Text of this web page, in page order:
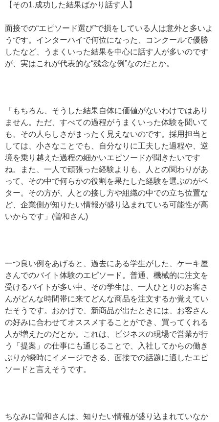
【その1.成功した結果ばかり話す人】
面接での“エピソード選び”で損をしている人は意外と多いよ
うです。インターハイで何位になった、コンクールで優勝
したなど、うまくいった結果を中心に話す人が多いのです
が、実はこれが代表的な“残念な例”なのだとか。
「もちろん、そうした結果自体に価値がないわけではあり
ません。ただ、すべての過程がうまくいった体験を聞いて
も、その人らしさがまったく見えないのです。採用担当と
しては、小さなことでも、自分なりに工夫した過程や、逆
境を乗り越えた過程の細かいエピソードが聞きたいです
ね。また、一人で頑張った経験よりも、人との関わりがあ
って、その中で何らかの役割を果たした経験を選ぶのがベ
ター。その方が、人との接し方や組織の中での立ち位置な
ど、企業側が知りたい情報が盛り込まれている可能性が高
いからです」(曽和さん)
一つ良い例をあげると、過去にある学生がした、ケーキ屋
さんでのバイト体験のエピソード。普通、機械的に注文を
受けるバイトが多い中、その学生は、一人ひとりのお客さ
んがどんな時間帯に来てどんな商品を注文するか覚えてい
たそうです。おかげで、新商品が出たときには、お客さん
の好みに合わせてオススメすることができ、買ってくれる
人が増えたのだとか。これは、ビジネスの現場で営業が行
う「提案」の仕事にも通じることで、入社してからの働き
ぶりが瞬時にイメージできる、面接での話題に適したエピ
ソードと言えそうです。
ちなみに曽和さんは、知りたい情報が盛り込まれていなか